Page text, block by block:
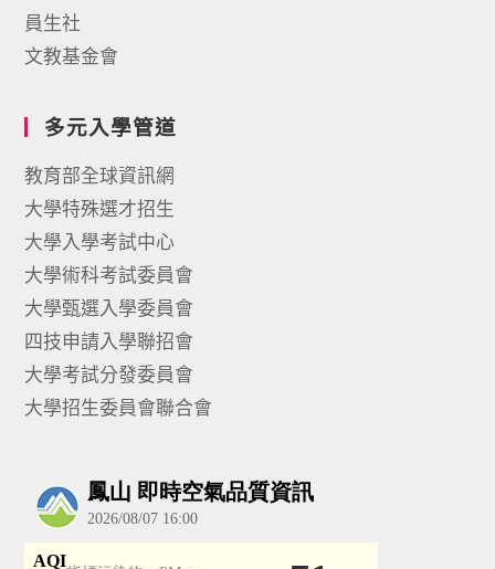
員生社
文教基金會
多元入學管道
教育部全球資訊網
大學特殊選才招生
大學入學考試中心
大學術科考試委員會
大學甄選入學委員會
四技申請入學聯招會
大學考試分發委員會
大學招生委員會聯合會